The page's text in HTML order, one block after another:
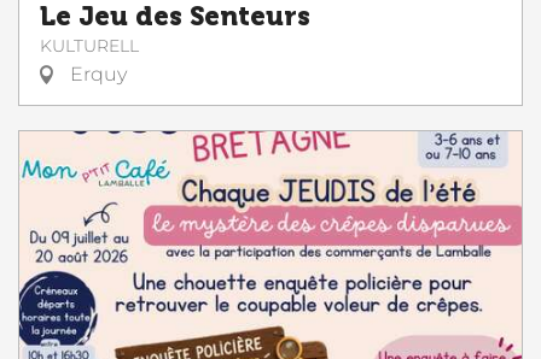
Le Jeu des Senteurs
KULTURELL
Erquy